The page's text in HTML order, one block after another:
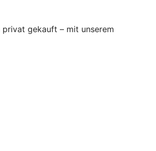
gekauft – mit unserem